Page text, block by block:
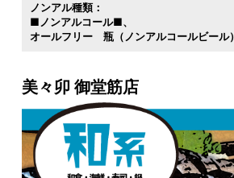
ノンアル種類：
■ノンアルコール■
オールフリー 瓶（ノンアルコールビール）
美々卯 御堂筋店